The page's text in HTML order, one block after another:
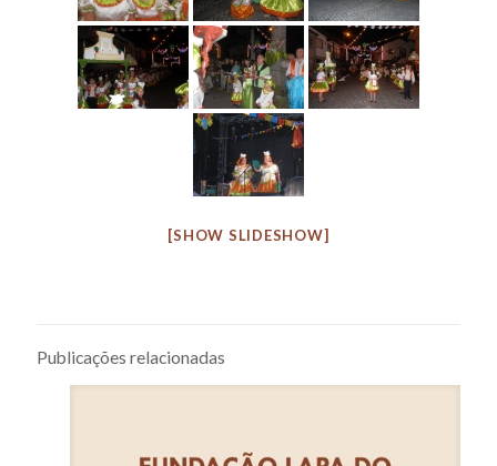
[SHOW SLIDESHOW]
Publicações relacionadas